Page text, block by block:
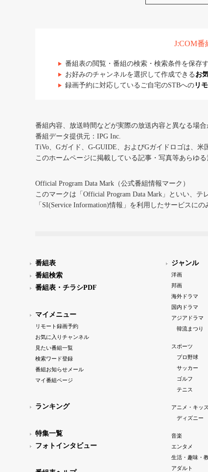
J:COM番
番組表の閲覧・番組の検索・検索条件を保存
お好みのチャンネルを選択して作成できる お
録画予約に対応しているご自宅のSTBへの リ
番組内容、放送時間などが実際の放送内容と異なる場合
番組データ提供元：IPG Inc.
TiVo、Gガイド、G-GUIDE、およびGガイドロゴは、
このホームページに掲載している記事・写真等あらゆ
Official Program Data Mark（公式番組情報マーク）
このマークは「Official Program Data Mark」といい、テ
「SI(Service Information)情報」を利用したサービスに
番組表
番組検索
番組表・チラシPDF
マイメニュー
リモート録画予約
お気に入りチャンネル
見たい番組一覧
検索ワード登録
番組お知らせメール
マイ番組ページ
ランキング
特集一覧
フォトインタビュー
ジャンル
洋画
邦画
海外ドラマ
国内ドラマ
アジアドラマ
韓流まつり
スポーツ
プロ野球
サッカー
ゴルフ
テニス
アニメ・キッ
ディズニー
音楽
エンタメ
生活・趣味・
アダルト